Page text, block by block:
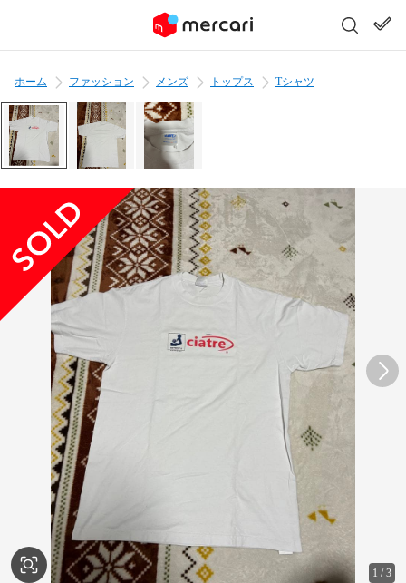
ホーム ファッション メンズ トップス Tシャツ
1 /3